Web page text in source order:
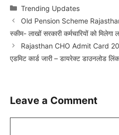
Categories
Trending Updates
Old Pension Scheme
स्कीम- लाखों सरकारी कर्मचारियों को मिलेगा
Rajasthan CHO Admit Card
एडमिट कार्ड जारी – डायरेक्ट डाउनलोड लिंक
Leave a Comment